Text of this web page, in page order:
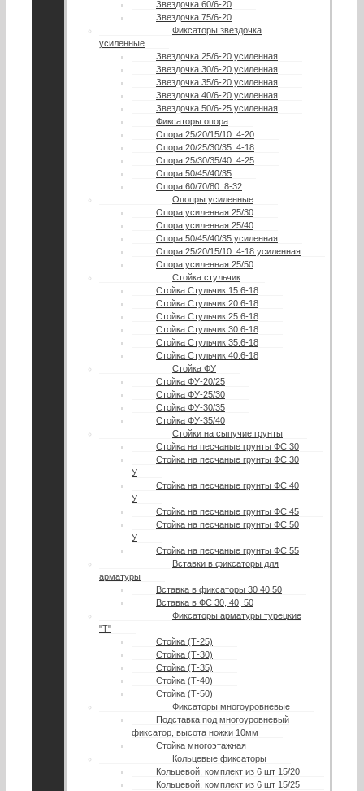
Звездочка 60/6-20
Звездочка 75/6-20
Фиксаторы звездочка
усиленные
Звездочка 25/6-20 усиленная
Звездочка 30/6-20 усиленная
Звездочка 35/6-20 усиленная
Звездочка 40/6-20 усиленная
Звездочка 50/6-25 усиленная
Фиксаторы опора
Опора 25/20/15/10. 4-20
Опора 20/25/30/35. 4-18
Опора 25/30/35/40. 4-25
Опора 50/45/40/35
Опора 60/70/80. 8-32
Опопры усиленные
Опора усиленная 25/30
Опора усиленная 25/40
Опора 50/45/40/35 усиленная
Опора 25/20/15/10. 4-18 усиленная
Опора усиленная 25/50
Стойка стульчик
Стойка Стульчик 15.6-18
Стойка Стульчик 20.6-18
Стойка Стульчик 25.6-18
Стойка Стульчик 30.6-18
Стойка Стульчик 35.6-18
Стойка Стульчик 40.6-18
Стойка ФУ
Стойка ФУ-20/25
Стойка ФУ-25/30
Стойка ФУ-30/35
Стойка ФУ-35/40
Стойки на сыпучие грунты
Стойка на песчаные грунты ФС 30
Стойка на песчаные грунты ФС 30
У
Стойка на песчаные грунты ФС 40
У
Стойка на песчаные грунты ФС 45
Стойка на песчаные грунты ФС 50
У
Стойка на песчаные грунты ФС 55
Вставки в фиксаторы для
арматуры
Вставка в фиксаторы 30 40 50
Вставка в ФС 30, 40, 50
Фиксаторы арматуры турецкие
"Т"
Стойка (Т-25)
Стойка (Т-30)
Стойка (Т-35)
Стойка (Т-40)
Стойка (Т-50)
Фиксаторы многоуровневые
Подставка под многоуровневый
фиксатор, высота ножки 10мм
Стойка многоэтажная
Кольцевые фиксаторы
Кольцевой, комплект из 6 шт 15/20
Кольцевой, комплект из 6 шт 15/25